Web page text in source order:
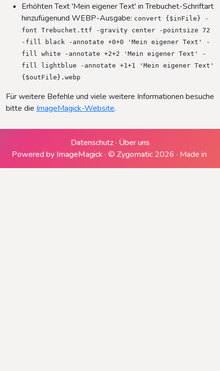
Erhöhten Text 'Mein eigener Text' in Trebuchet-Schriftart
hinzufügenund WEBP-Ausgabe: convert {$inFile} -
font Trebuchet.ttf -gravity center -pointsize 72
-fill black -annotate +0+0 'Mein eigener Text' -
fill white -annotate +2+2 'Mein eigener Text' -
fill lightblue -annotate +1+1 'Mein eigener Text'
{$outFile}.webp
Für weitere Befehle und viele weitere Informationen besuche
bitte die ImageMagick-Website.
Datenschutz· Über uns
Powered by ImageMagick · © Zygomatic2026 · Made in